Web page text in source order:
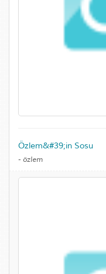
Özlem&#39;in Sosu
- özlem